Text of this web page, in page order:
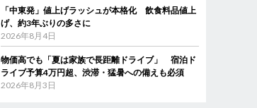
「中東発」値上げラッシュが本格化 飲食料品値上
げ、約3年ぶりの多さに
2026年8月4日
物価高でも「夏は家族で長距離ドライブ」 宿泊ド
ライブ予算4万円超、渋滞・猛暑への備えも必須
2026年8月3日